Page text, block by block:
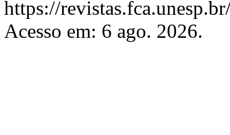
https://
Acesso em: 6 ago. 2026.